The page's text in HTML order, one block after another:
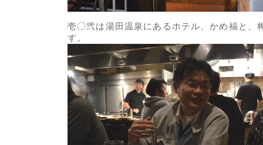
壱〇弐は湯田温泉にあるホテル、かめ福と、
す。